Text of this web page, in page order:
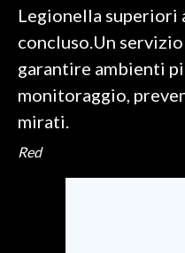
Legionella superiori
concluso.Un
garantire ambienti
monitoraggio,
mirati.
Red